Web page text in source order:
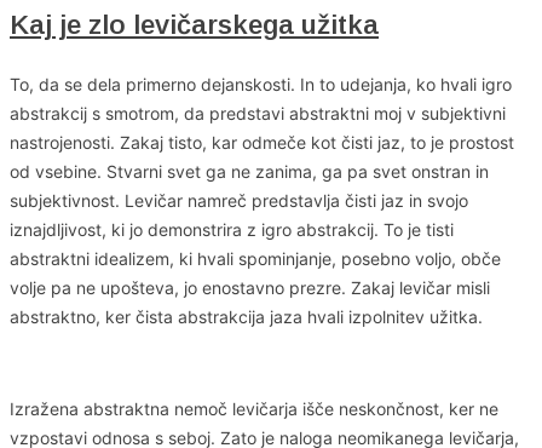
Kaj je zlo levičarskega užitka
To, da se dela primerno dejanskosti. In to udejanja, ko hvali igro
abstrakcij s smotrom, da predstavi abstraktni moj v subjektivni
nastrojenosti. Zakaj tisto, kar odmeče kot čisti jaz, to je prostost
od vsebine. Stvarni svet ga ne zanima, ga pa svet onstran in
subjektivnost. Levičar namreč predstavlja čisti jaz in svojo
iznajdljivost, ki jo demonstrira z igro abstrakcij. To je tisti
abstraktni idealizem, ki hvali spominjanje, posebno voljo, obče
volje pa ne upošteva, jo enostavno prezre. Zakaj levičar misli
abstraktno, ker čista abstrakcija jaza hvali izpolnitev užitka.
Izražena abstraktna nemoč levičarja išče neskončnost, ker ne
vzpostavi odnosa s seboj. Zato je naloga neomikanega levičarja,